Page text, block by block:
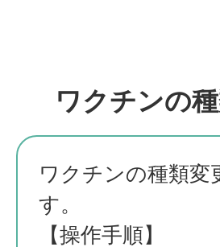
ワクチンの
ワクチンの種類
す。
【操作手順】